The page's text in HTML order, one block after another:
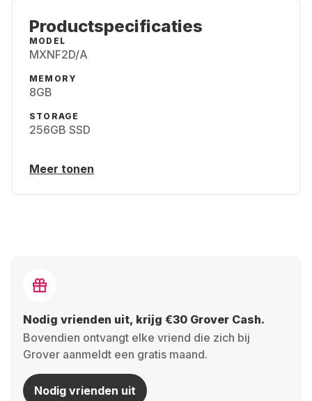
Productspecificaties
MODEL
MXNF2D/A
MEMORY
8GB
STORAGE
256GB SSD
Meer tonen
Nodig vrienden uit, krijg €30 Grover Cash.
Bovendien ontvangt elke vriend die zich bij
Grover aanmeldt een gratis maand.
Nodig vrienden uit